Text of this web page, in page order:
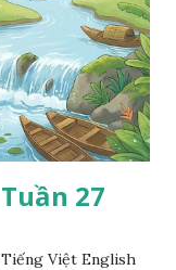
27
Việt English